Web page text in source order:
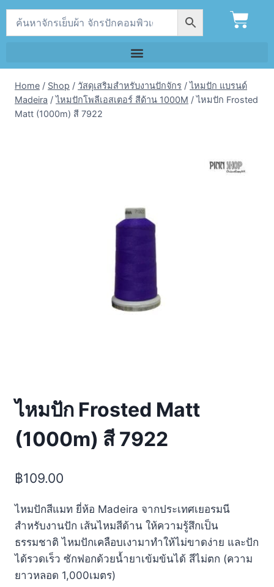
Home / Shop / วัสดุเสริมสำหรับงานปักจักร / ไหมปัก แบรนด์
Madeira / ไหมปักโพลีเอสเตอร์ สีด้าน 1000M / ไหมปัก Frosted
Matt (1000m) สี 7922
ไหมปัก Frosted Matt
(1000m) สี 7922
฿109.00
ไหมปักสีแมท ยี่ห้อ Madeira จากประเทศเยอรมนี
สำหรับงานปัก เส้นไหมสีด้าน ให้ความรู้สึกเป็น
ธรรมชาติ ไหมปักเคลือบเงามาทำให้ไม่ขาดง่าย และปัก
ได้รวดเร็ว ซักฟอกด้วยน้ำยาเข้มข้นได้ สีไม่ตก (ความ
ยาวหลอด 1,000เมตร)